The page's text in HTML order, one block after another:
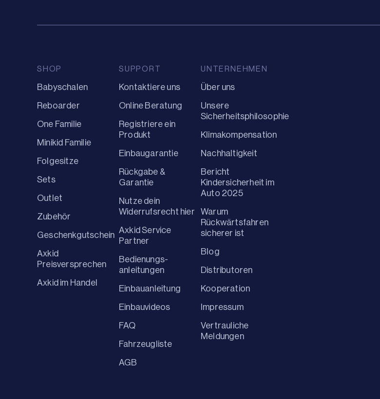
SHOP
Babyschalen
Reboarder
One Familie
Minikid Familie
Folgesitze
Sets
Outlet
Zubehör
Geschenkgutschein
Axkid
Preisversprechen
Axkid im Handel
SUPPORT
Kontaktiere uns
Online Beratung
Registriere ein
Produkt
Einbaugarantie
Rückgabe &
Garantie
Nutze dein
Widerrufsrecht hier
Axkid Service
Partner
Bedienungs-
anleitungen
Einbauanleitung
Einbauvideos
FAQ
Fahrzeugliste
AGB
UNTERNEHMEN
Über uns
Unsere
Sicherheitsphilosophie
Klimakompensation
Nachhaltigkeit
Bericht
Kindersicherheit im
Auto 2025
Warum
Rückwärtsfahren
sicherer ist
Blog
Distributoren
Kooperation
Impressum
Vertrauliche
Meldungen